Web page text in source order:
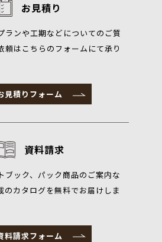
お見積り
ランや工期などについてのご質
頼はこちらのフォームにて承り
見積りフォーム
資料請求
ブック、パック商品のご案内な
のカタログを無料でお届けしま
料請求フォーム